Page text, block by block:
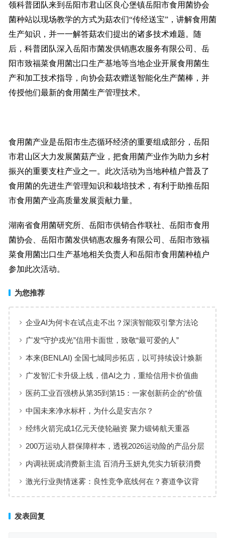
领科普团队来到岳阳市君山区良心堡镇岳阳市食用菌协会
菌种站以现场教学的方式为菇农们“传经送宝”，讲解食用菌
生产知识，并一一解答菇农们提出的诸多技术难题。随
后，科普团队深入岳阳市菌发供销惠农服务有限公司、岳
阳市致福菜食用菌岀口生产基地等当地企业开展食用菌生
产和加工技术指导，向协会菇农赠送智能化生产菌棒，并
传授他们最新的食用菌生产管理技术。
食用菌产业是岳阳市生态循环经济的重要组成部分，岳阳
市君山区大力发展菌菇产业，把食用菌产业作为助力乡村
振兴的重要支柱产业之一。此次活动为当地种植户普及了
食用菌的先进生产管理知识和栽培技术，有利于助推岳阳
市食用菌产业高质量发展贡献力量。
湖南省食用菌研究所、岳阳市供销合作联社、岳阳市食用
菌协会、岳阳市菌发供销惠农服务有限公司、岳阳市致福
菜食用菌岀口生产基地相关负责人和岳阳市食用菌种植户
参加此次活动。
为您推荐
企业AI为何卡在试点走不出？深演智能双引擎方法论
回答：卡点不在模型，而在使用方式
广发“守护戎光”信用卡面世，致敬“最可爱的人”
本来(BENLAI) 全国七城同步拓店，以可持续设计焕新
品牌体验
广发智汇卡升级上线，借AI之力，重绘信用卡价值曲
线
医药工业百强榜从第35到第15：一家创新药企的“价值
增长”样本
中国未来净水标杆，为什么是安吉尔？
经纬火箭完成1亿元天使轮融资 聚力锻铸航天重器
200万运动人群保障样本，透视2026运动险的产品分层
与适配逻辑
内调祛斑成消费新主流 百消丹玉妍丸凭实力斩获消费
者认可
激光行业舆情迷雾：良性竞争底线何在？赛道争议背
发表回复